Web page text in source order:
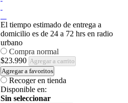
El tiempo estimado de entrega a
domicilio es de 24 a 72 hrs en radio
urbano
Compra normal
$23.990 Agregar a carrito
Agregar a favoritos
Recoger en tienda
Disponible en:
Sin seleccionar